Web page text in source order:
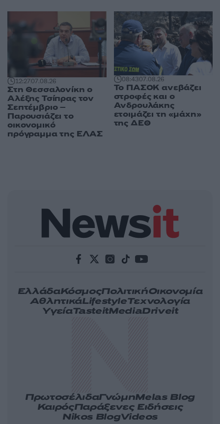
12:2707.08.26
Στη Θεσσαλονίκη ο
Αλέξης Τσίπρας τον
Σεπτέμβριο –
Παρουσιάζει το
οικονομικό
πρόγραμμα της ΕΛΑΣ
08:4307.08.26
Το ΠΑΣΟΚ ανεβάζει
στροφές και ο
Ανδρουλάκης
ετοιμάζει τη «μάχη»
της ΔΕΘ
ΕλλάδαΚόσμοςΠολιτικήΟικονομία
ΑθλητικάLifestyleΤεχνολογία
ΥγείαTasteitMediaDriveit
ΠρωτοσέλιδαΓνώμηMelas Blog
ΚαιρόςΠαράξενες Ειδήσεις
Nikos BlogVideos